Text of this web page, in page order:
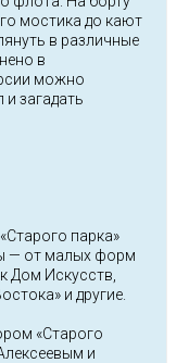
мостика до кают
в различные
в
можно
загадать
парка»
— от малых форм
Дом Искусств,
и другие.
«Старого
и